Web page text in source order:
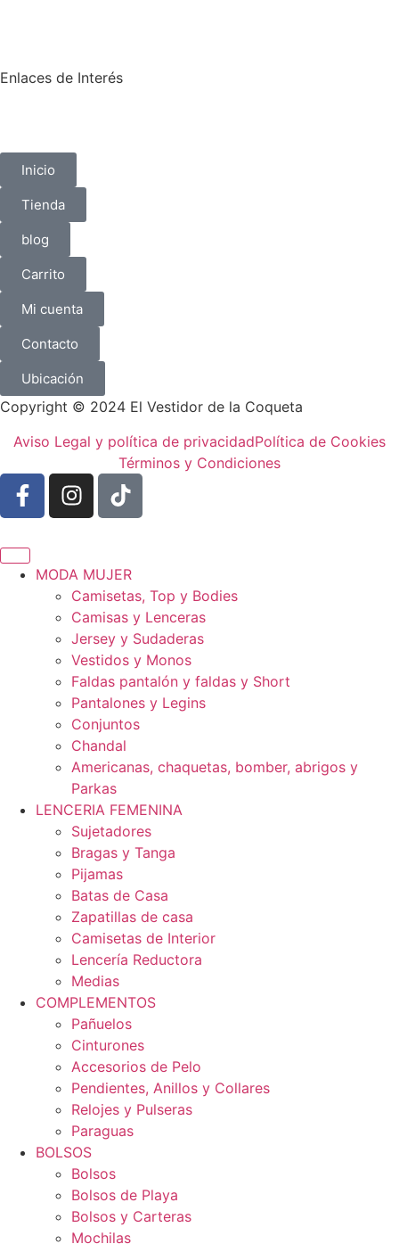
Enlaces de Interés
Inicio
Tienda
blog
Carrito
Mi cuenta
Contacto
Ubicación
Copyright © 2024 El Vestidor de la Coqueta
Aviso Legal y política de privacidadPolítica de Cookies
Términos y Condiciones
MODA MUJER
Camisetas, Top y Bodies
Camisas y Lenceras
Jersey y Sudaderas
Vestidos y Monos
Faldas pantalón y faldas y Short
Pantalones y Legins
Conjuntos
Chandal
Americanas, chaquetas, bomber, abrigos y
Parkas
LENCERIA FEMENINA
Sujetadores
Bragas y Tanga
Pijamas
Batas de Casa
Zapatillas de casa
Camisetas de Interior
Lencería Reductora
Medias
COMPLEMENTOS
Pañuelos
Cinturones
Accesorios de Pelo
Pendientes, Anillos y Collares
Relojes y Pulseras
Paraguas
BOLSOS
Bolsos
Bolsos de Playa
Bolsos y Carteras
Mochilas